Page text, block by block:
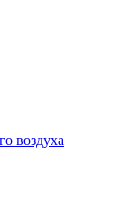
воздуха